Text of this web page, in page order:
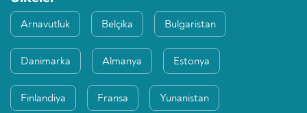
Arnavutluk Belçika Bulgaristan
Danimarka Almanya Estonya
Finlandiya Fransa Yunanistan